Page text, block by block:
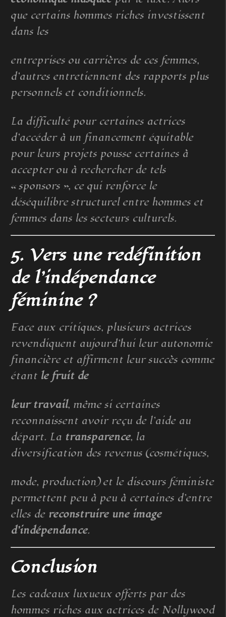
que certains hommes riches investissent
dans les
entreprises ou carrières de ces femmes,
d’autres entretiennent des rapports plus
personnels et conditionnels.
La difficulté pour certaines actrices
d’accéder à un financement équitable
pour leurs projets pousse certaines à
accepter ou à rechercher de tels
« sponsors », ce qui renforce le
déséquilibre structurel entre hommes et
femmes dans les secteurs culturels.
5. Vers une redéfinition
de l’indépendance
féminine ?
Face aux critiques, plusieurs actrices
revendiquent aujourd’hui leur autonomie
financière et affirment leur succès comme
étant le fruit de
leur travail, même si certaines
reconnaissent avoir reçu de l’aide au
départ. La transparence, la
diversification des revenus (cosmétiques,
mode, production) et le discours féministe
permettent peu à peu à certaines d’entre
elles de reconstruire une image
d’indépendance.
Conclusion
Les cadeaux luxueux offerts par des
hommes riches aux actrices de Nollywood